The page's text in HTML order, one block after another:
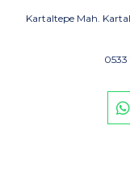
Kartaltepe Mah.
0533